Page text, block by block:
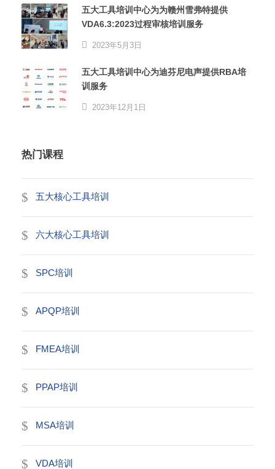
五大工具培训中心为为赣州雪弗特提供
VDA6.3:2023过程审核培训服务
2023年5月3日
五大工具培训中心为迪芬尼电声提供RBA培
训服务
2023年12月1日
热门课程
五大核心工具培训
六大核心工具培训
SPC培训
APQP培训
FMEA培训
PPAP培训
MSA培训
VDA培训